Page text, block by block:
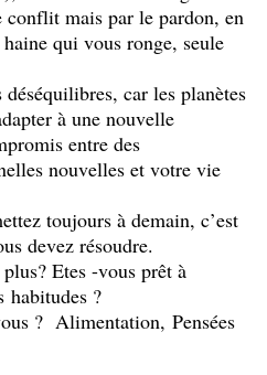
conflit mais par le pardon, en
qui vous ronge, seule
car les planètes
à une nouvelle
entre des
nouvelles et votre vie
toujours à demain, c’est
devez résoudre.
Etes -vous prêt à
habitudes ?
? Alimentation, Pensées